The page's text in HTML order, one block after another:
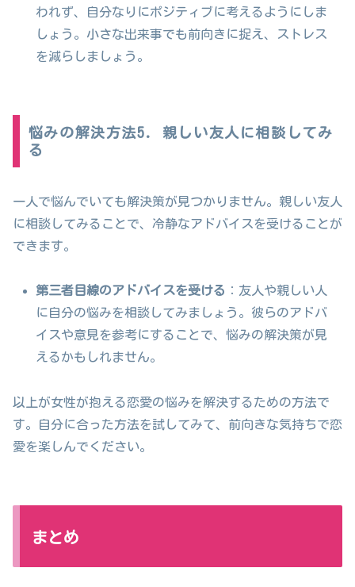
われず、自分なりにポジティブに考えるようにしま
しょう。小さな出来事でも前向きに捉え、ストレス
を減らしましょう。
悩みの解決方法5. 親しい友人に相談してみ
る
一人で悩んでいても解決策が見つかりません。親しい友人
に相談してみることで、冷静なアドバイスを受けることが
できます。
第三者目線のアドバイスを受ける ：友人や親しい人
に自分の悩みを相談してみましょう。彼らのアドバ
イスや意見を参考にすることで、悩みの解決策が見
えるかもしれません。
以上が女性が抱える恋愛の悩みを解決するための方法で
す。自分に合った方法を試してみて、前向きな気持ちで恋
愛を楽しんでください。
まとめ